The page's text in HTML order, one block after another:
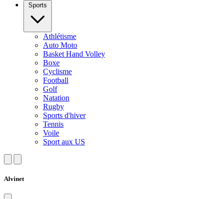
Sports
Athlétisme
Auto Moto
Basket Hand Volley
Boxe
Cyclisme
Football
Golf
Natation
Rugby
Sports d'hiver
Tennis
Voile
Sport aux US
Alvinet